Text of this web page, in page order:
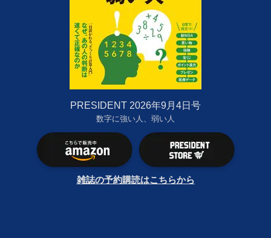
PRESIDENT 2026年9月4日号
数字に強い人、弱い人
雑誌の予約購読はこちらから